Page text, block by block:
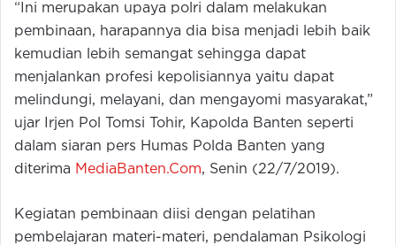
“Ini merupakan upaya polri dalam melakukan
pembinaan, harapannya dia bisa menjadi lebih baik
kemudian lebih semangat sehingga dapat
menjalankan profesi kepolisiannya yaitu dapat
melindungi, melayani, dan mengayomi masyarakat,”
ujar Irjen Pol Tomsi Tohir, Kapolda Banten seperti
dalam siaran pers Humas Polda Banten yang
diterima MediaBanten.Com, Senin (22/7/2019).
Kegiatan pembinaan diisi dengan pelatihan
pembelajaran materi-materi, pendalaman Psikologi